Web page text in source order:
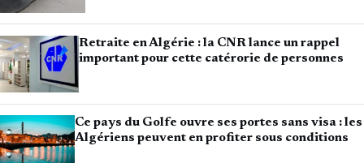
Retraite en Algérie : la CNR lance un rappel
important pour cette catérorie de personnes
Ce pays du Golfe ouvre ses portes sans visa : les
Algériens peuvent en profiter sous conditions